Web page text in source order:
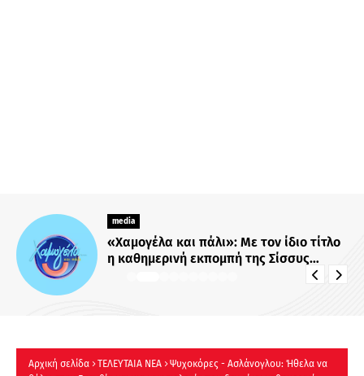
media
«Χαμογέλα και πάλι»: Με τον ίδιο τίτλο
η καθημερινή εκπομπή της Σίσσυς
Αρχική σελίδα ΤΕΛΕΥΤΑΙΑ ΝΕΑ
Ψυχοκόρες - Ασλάνογλου: Ήθελα να